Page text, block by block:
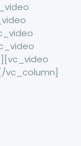
vc_column]